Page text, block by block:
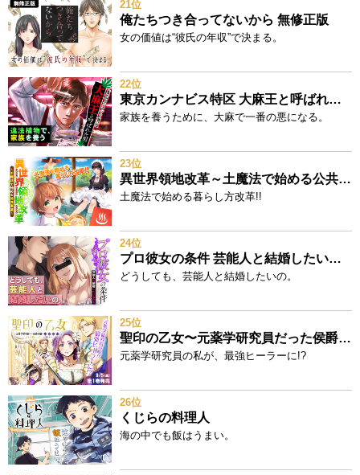
21位
俺たちつき合ってないから 無修正版
女の価値は“彼氏の年収”で決まる。
22位
東京カンナビス特区 大麻王と呼ばれた男
家族を養うために、大麻で一番の悪になる。
23位
異世界領地改革～土魔法で始める公共事業～
土魔法で始める暮らし方改革!!
24位
プロ彼女の条件 芸能人と結婚したい女たち
どうしても、芸能人と結婚したいの。
25位
聖印の乙女〜元薬学研究員だった侯爵令嬢は婚約辞退してハイヒーラーを目指します～
元薬学研究員の私が、最強ヒーラーに!?
26位
くじらの料理人
海の中でも飯はうまい。